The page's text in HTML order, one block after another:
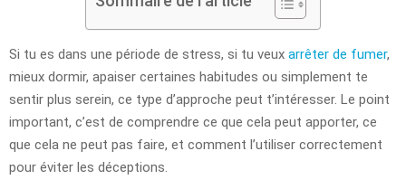
Si tu es dans une période de stress, si tu veux arrêter de fumer,
mieux dormir, apaiser certaines habitudes ou simplement te
sentir plus serein, ce type d’approche peut t’intéresser. Le point
important, c’est de comprendre ce que cela peut apporter, ce
que cela ne peut pas faire, et comment l’utiliser correctement
pour éviter les déceptions.